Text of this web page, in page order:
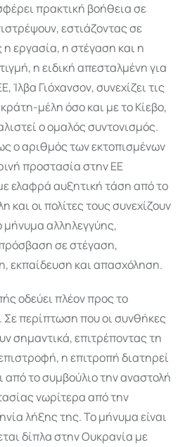
πρακτική βοήθεια σε
εστιάζοντας σε
εργασία, η στέγαση και η
η ειδική απεσταλμένη για
Ίλβα Γιόχανσον, συνεχίζει τις
μέλη όσο και με το Κίεβο,
ο ομαλός συντονισμός.
ο αριθμός των εκτοπισμένων
προστασία στην ΕΕ
ελαφρά αυξητική τάση από το
οι πολίτες τους συνεχίζουν
μήνυμα αλληλεγγύης,
σε στέγαση,
εκπαίδευση και απασχόληση.
οδεύει πλέον προς το
Σε περίπτωση που οι συνθήκες
σημαντικά, επιτρέποντας τη
η επιτροπή διατηρεί
από το συμβούλιο την αναστολή
νωρίτερα από την
λήξης της. Το μήνυμα είναι
δίπλα στην Ουκρανία με